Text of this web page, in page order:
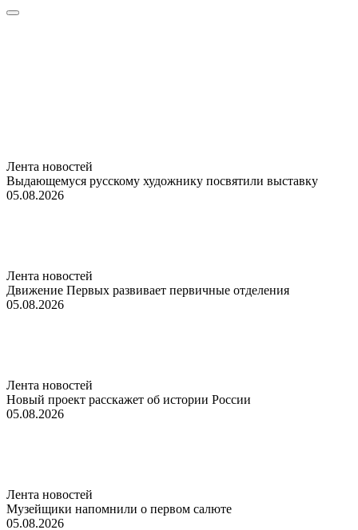
Лента новостей
Выдающемуся русскому художнику посвятили выставку
05.08.2026
Лента новостей
Движение Первых развивает первичные отделения
05.08.2026
Лента новостей
Новый проект расскажет об истории России
05.08.2026
Лента новостей
Музейщики напомнили о первом салюте
05.08.2026